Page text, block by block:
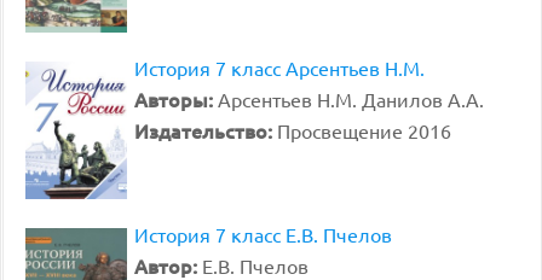
История 7 класс Арсентьев Н.М.
Авторы: Арсентьев Н.М. Данилов А.А.
Издательство: Просвещение 2016
История 7 класс Е.В. Пчелов
Автор: Е.В. Пчелов